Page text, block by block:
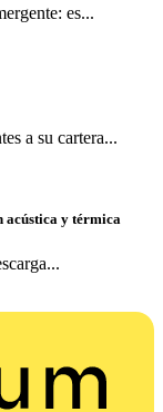
es...
a su cartera...
acústica y térmica